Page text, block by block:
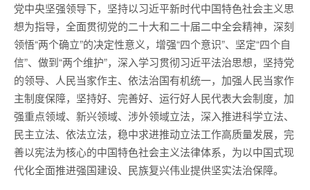
党中央坚强领导下，坚持以习近平新时代中国特色社会主义思
想为指导，全面贯彻党的二十大和二十届二中全会精神，深刻
领悟“两个确立”的决定性意义，增强“四个意识”、坚定“四个自
信”、做到“两个维护”，深入学习贯彻习近平法治思想，坚持党
的领导、人民当家作主、依法治国有机统一，加强人民当家作
主制度保障，坚持好、完善好、运行好人民代表大会制度，加
强重点领域、新兴领域、涉外领域立法，深入推进科学立法、
民主立法、依法立法，稳中求进推动立法工作高质量发展，完
善以宪法为核心的中国特色社会主义法律体系，为以中国式现
代化全面推进强国建设、民族复兴伟业提供坚实法治保障。